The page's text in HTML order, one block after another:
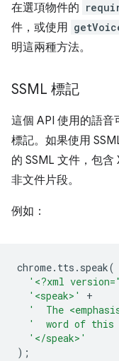
在選項物件的
件，或使用
明這兩種方法。
SSML 標記
這個 API 使用的語音
標記。如果使用
的 SSML 文件，包
非文件片段。
例如：
chrome. tts . speak(
'<?xml
'<speak>'
+
'  The
'  word of this
'</speak>'
);